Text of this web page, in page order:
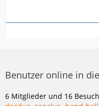
Benutzer online in
6 Mitglieder und 16